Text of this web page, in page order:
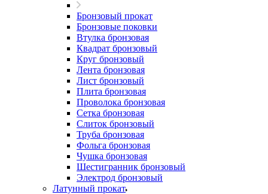
Бронзовый прокат
Бронзовые поковки
Втулка бронзовая
Квадрат бронзовый
Круг бронзовый
Лента бронзовая
Лист бронзовый
Плита бронзовая
Проволока бронзовая
Сетка бронзовая
Слиток бронзовый
Труба бронзовая
Фольга бронзовая
Чушка бронзовая
Шестигранник бронзовый
Электрод бронзовый
Латунный прокат